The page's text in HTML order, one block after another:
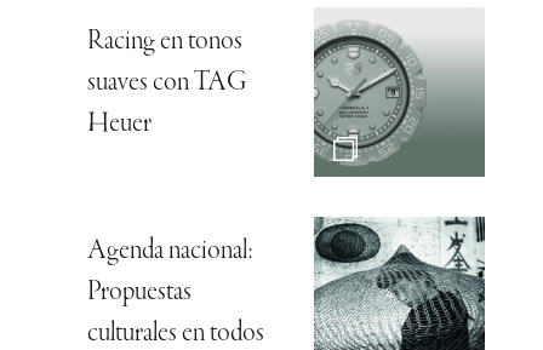
Racing en tonos
suaves con TAG
Heuer
Agenda nacional:
Propuestas
culturales en todos